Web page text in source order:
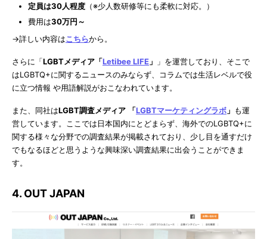
定員は30人程度 （※少人数研修等にも柔軟に対応。）
費用は30万円～
→詳しい内容はこちらから。
さらに「LGBTメディア「Letibee LIFE 」
」を運営しており、そこで
はLGBTQ+に関するニュースのみならず、コラムでは生活レベルで役
に立つ情報 や用語解説がおこなわれています。
また、同社はLGBT調査メディア 「LGBTマーケティングラボ 」 も運
営しています。ここでは日本国内にとどまらず、海外でのLGBTQ+に
関する様々な分野での調査結果が掲載されており、少し目を通すだけ
でもなるほどと思うような興味深い調査結果に出会うことができま
す。
4. OUT JAPAN